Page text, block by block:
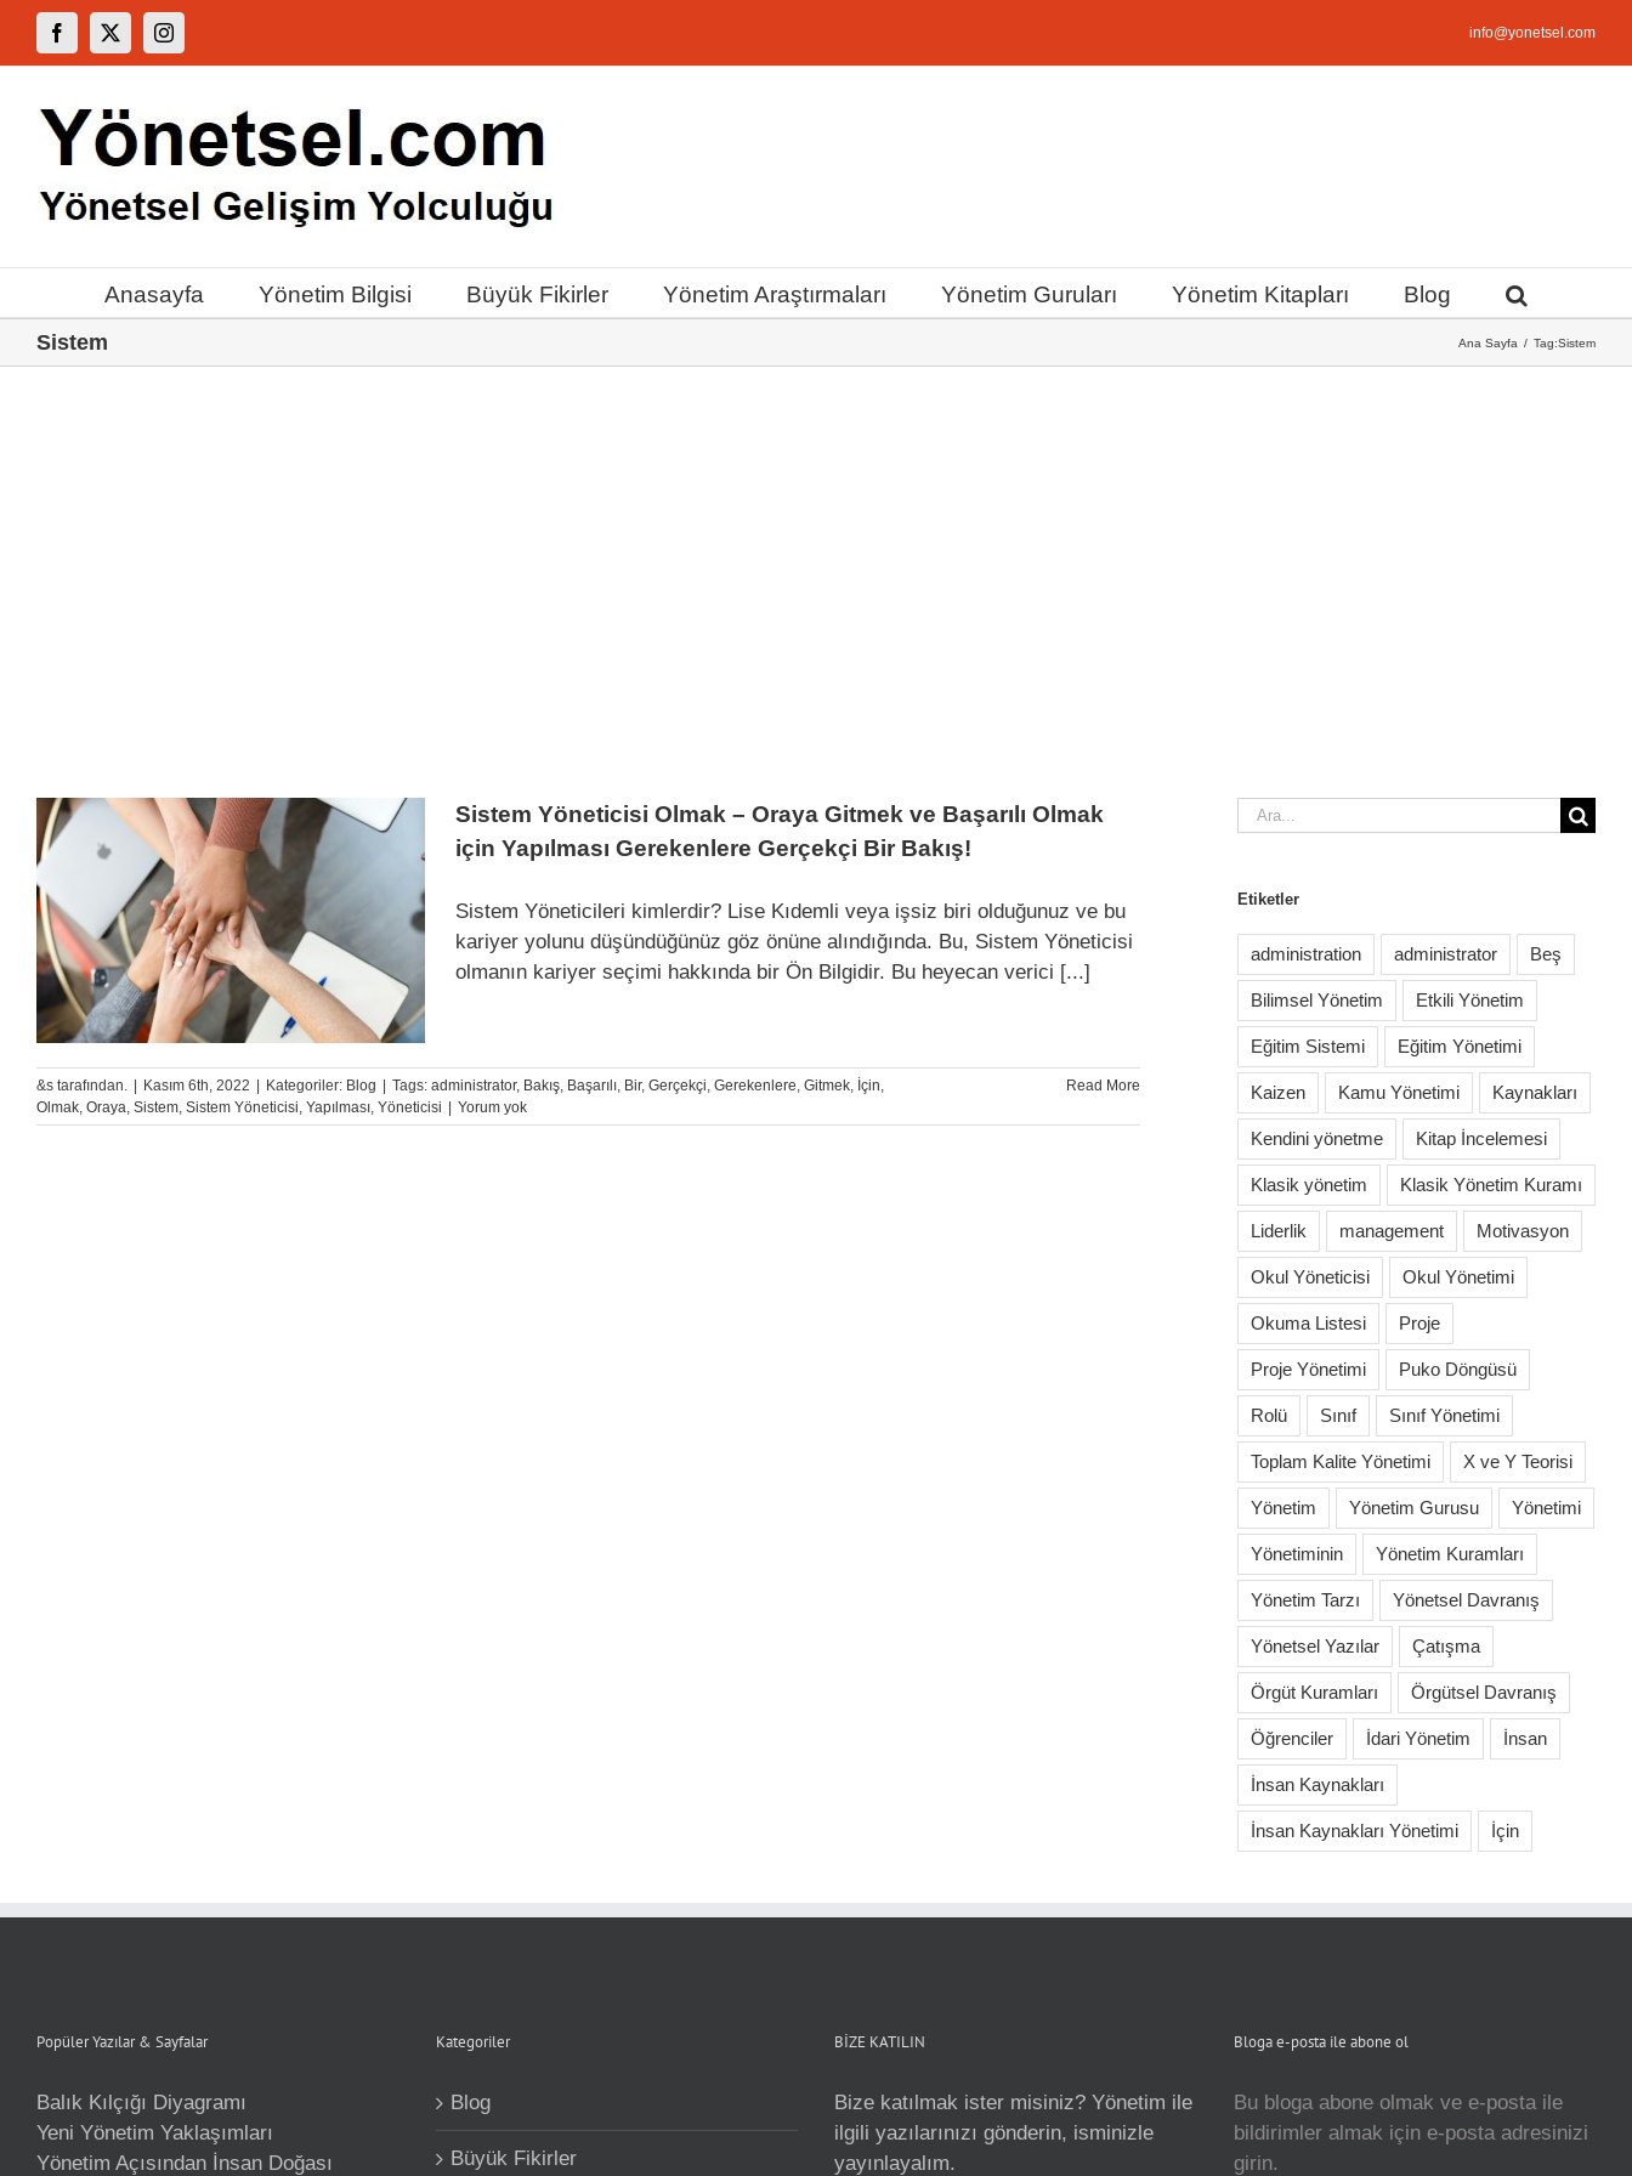
Skip
content
Facebook
X Instagram info@yonetsel.com
Anasayfa Yönetim Bilgisi Büyük Fikirler Yönetim Araştırmaları Yönetim Guruları Yönetim Kitapları Blog
Sistem Ana Sayfa Tag:Sistem
Sistem Yöneticisi Olmak – Oraya Gitmek ve Başarılı Olmak
için Yapılması Gerekenlere Gerçekçi Bir Bakış!
Sistem Yöneticileri kimlerdir? Lise Kıdemli veya işsiz biri olduğunuz ve bu
kariyer yolunu düşündüğünüz göz önüne alındığında. Bu, Sistem Yöneticisi
olmanın kariyer seçimi hakkında bir Ön Bilgidir. Bu heyecan verici [...]
&s tarafından. Kasım 6th, 2022 Kategoriler: Blog Tags: administrator, Bakış, Başarılı, Bir, Gerçekçi, Gerekenlere, Gitmek, İçin,
Olmak, Oraya, Sistem, Sistem Yöneticisi, Yapılması, Yöneticisi Yorum yok
Read More
Ara:
Etiketler
administration administrator Beş
Bilimsel Yönetim Etkili Yönetim
Eğitim Sistemi Eğitim Yönetimi
Kaizen Kamu Yönetimi Kaynakları
Kendini yönetme Kitap İncelemesi
Klasik yönetim Klasik Yönetim Kuramı
Liderlik management Motivasyon
Okul Yöneticisi Okul Yönetimi
Okuma Listesi Proje
Proje Yönetimi Puko Döngüsü
Rolü Sınıf Sınıf Yönetimi
Toplam Kalite Yönetimi X ve Y Teorisi
Yönetim Yönetim Gurusu Yönetimi
Yönetiminin Yönetim Kuramları
Yönetim Tarzı Yönetsel Davranış
Yönetsel Yazılar Çatışma
Örgüt Kuramları Örgütsel Davranış
Öğrenciler İdari Yönetim İnsan
İnsan Kaynakları
İnsan Kaynakları Yönetimi İçin
Popüler Yazılar & Sayfalar
Balık Kılçığı Diyagramı
Yeni Yönetim Yaklaşımları
Yönetim Açısından İnsan Doğası
Kategoriler
Blog
Büyük Fikirler
BİZE KATILIN
Bize katılmak ister misiniz? Yönetim ile
ilgili yazılarınızı gönderin, isminizle
yayınlayalım.
Bloga e-posta ile abone ol
Bu bloga abone olmak ve e-posta ile
bildirimler almak için e-posta adresinizi
girin.